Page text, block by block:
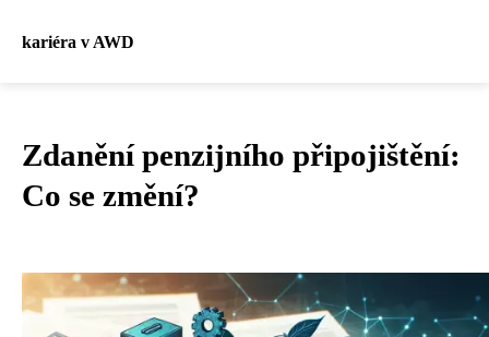
kariéra v AWD
Zdanění penzijního připojištění:
Co se změní?